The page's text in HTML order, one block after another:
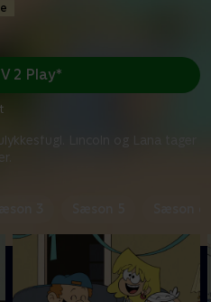
Lincoln og Lana tager
2 Play*